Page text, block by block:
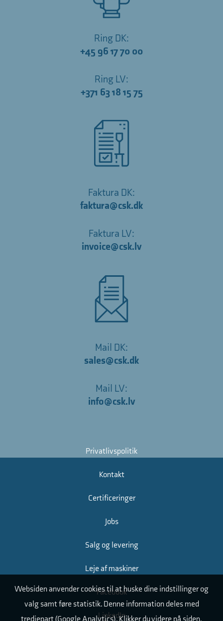
Ring DK:
+45 96 17 70 00
Ring LV:
+371 63 18 15 75
Faktura DK:
faktura@csk.dk
Faktura LV:
invoice@csk.lv
Mail DK:
sales@csk.dk
Mail LV:
info@csk.lv
Privatlivspolitik
Kontakt
Certificeringer
Jobs
Salg og levering
Leje af maskiner
Facebook
LinkedIn
Websiden anvender cookies til at huske dine indstillinger og
valg samt føre statistik. Denne information deles med